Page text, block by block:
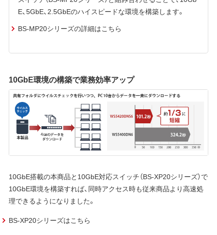
E、5GbE、2.5GbEのハイスピードな環境を構築します。
BS-MP20シリーズの詳細はこちら
10GbE環境の構築で業務効率アップ
10GbE搭載の本商品と10GbE対応スイッチ（BS-XP20シリーズ）で
10GbE環境を構築すれば、同時アクセス時も従来商品より高速処
理できるようになりました。
BS-XP20シリーズはこちら